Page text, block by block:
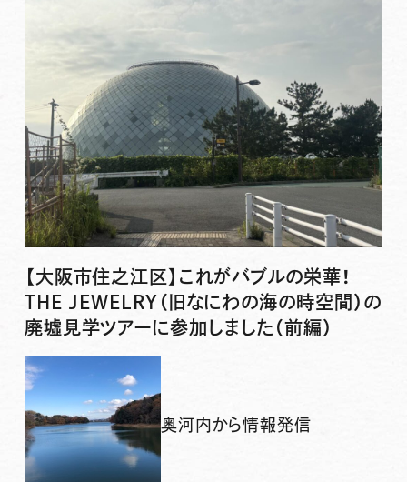
【大阪市住之江区】これがバブルの栄華！
THE JEWELRY（旧なにわの海の時空間）の
廃墟見学ツアーに参加しました（前編）
奥河内から情報発信